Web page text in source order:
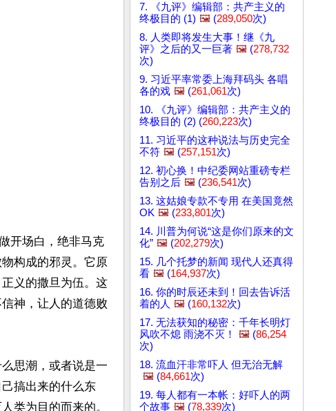
开场白，绝非马克
构成的邪灵。它原
义的撒旦为伍。这
神，让人的道德败
思潮，或者说是一
搞出来的什么东
类为目的而来的。
7. 《九评》编辑部：共产主义的
终极目的 (1) 🖼️ (289,050次)
8. 人类即将发生大事！继《九
评》之后的又一巨著 🖼️ (278,732
次)
9. 习近平率常委上海拜码头 各唱
各的戏 🖼️ (261,061次)
10. 《九评》编辑部：共产主义的
终极目的 (2) (260,223次)
11. 习近平的这种说法与历史完全
不符 🖼️ (257,151次)
12. 初心换！中纪委网站重磅专栏
告别之后 🖼️ (236,541次)
13. 这姑娘专款不专用 在美国竟然
OK 🖼️ (233,801次)
14. 川普为何说“这是你们原来的文
化” 🖼️ (202,279次)
15. 几个托梦的新闻 现代人还真得
看 🖼️ (164,937次)
16. 你的时辰还未到！回去告诉活
着的人 🖼️ (160,132次)
17. 无法获知的秘密：千年长明灯
风吹不熄 雨浇不灭！
🖼️ (86,254
次)
18. 流血汗非常吓人 但无治无解
🖼️ (84,661次)
19. 每人都有一本帐：好吓人的两
个故事 🖼️ (78,339次)